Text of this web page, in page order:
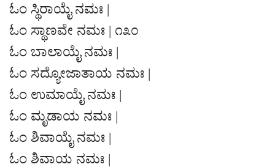
ಓಂ ಸ್ಥಿರಾಯೈ ನಮಃ |
ಓಂ ಸ್ಥಾಣವೇ ನಮಃ | ೧೩೦
ಓಂ ಬಾಲಾಯೈ ನಮಃ |
ಓಂ ಸದ್ಯೋಜಾತಾಯ ನಮಃ |
ಓಂ ಉಮಾಯೈ ನಮಃ |
ಓಂ ಮೃಡಾಯ ನಮಃ |
ಓಂ ಶಿವಾಯೈ ನಮಃ |
ಓಂ ಶಿವಾಯ ನಮಃ |